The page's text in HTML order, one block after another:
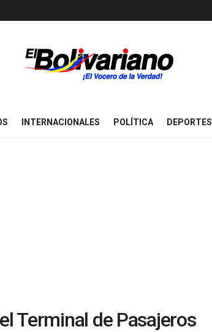
INTERNACIONALES POLÍTICA DEPORTES
Terminal de Pasajeros